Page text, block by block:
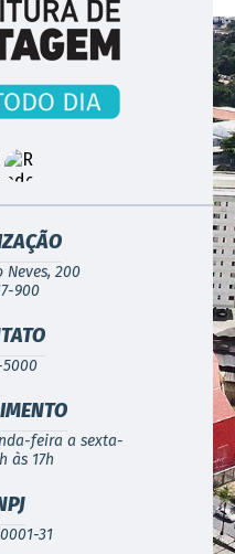
Neves, 200
900
5000
feira a sexta-
às 17h
31